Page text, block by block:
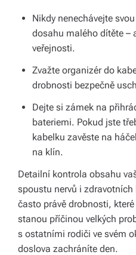
Nikdy nenechávejte
dosahu malého dítěte –
veřejnosti.
Zvažte organizér do
drobnosti bezpečně
Dejte si zámek na
bateriemi. Pokud jste
kabelku zavěste na
na klín.
Detailní kontrola obsahu
spoustu nervů i
často právě drobnosti,
stanou příčinou velkých
s ostatními rodiči ve svém
doslova zachráníte den.